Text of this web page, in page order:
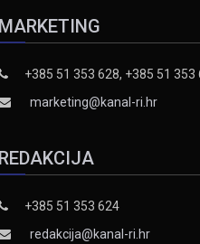
MARKETING
+385 51 353 628, +385 51 353
marketing@kanal-ri.hr
REDAKCIJA
+385 51 353 624
redakcija@kanal-ri.hr